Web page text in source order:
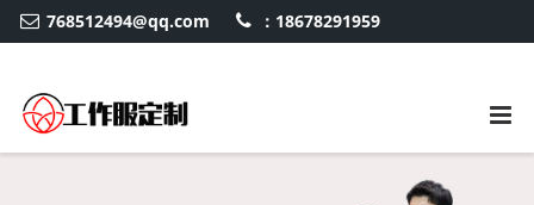
768512494@qq.com ：18678291959